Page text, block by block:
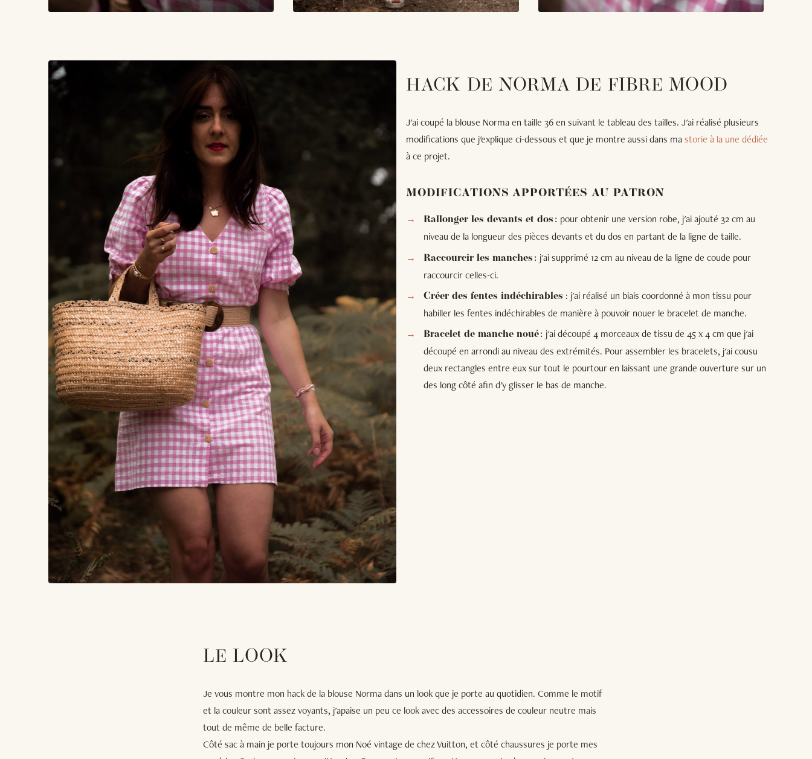
HACK DE NORMA DE FIBRE MOOD
J'ai coupé la blouse Norma en taille 36 en suivant le tableau des tailles. J'ai réalisé plusieurs
modifications que j'explique ci-dessous et que je montre aussi dans mastorie à la une dédiée
à ce projet.
MODIFICATIONS APPORTÉES AU PATRON
Rallonger les devants et dos : pour obtenir une version robe, j'ai ajouté 32 cm au
niveau de la longueur des pièces devants et du dos en partant de la ligne de taille.
Raccourcir les manches : j'ai supprimé 12 cm au niveau de la ligne de coude pour
raccourcir celles-ci.
Créer des fentes indéchirables : j'ai réalisé un biais coordonné à mon tissu pour
habiller les fentes indéchirables de manière à pouvoir nouer le bracelet de manche.
Bracelet de manche noué : j'ai découpé 4 morceaux de tissu de 45 x 4 cm que j'ai
découpé en arrondi au niveau des extrémités. Pour assembler les bracelets, j'ai cousu
deux rectangles entre eux sur tout le pourtour en laissant une grande ouverture sur un
des long côté afin d'y glisser le bas de manche.
LE LOOK
Je vous montre mon hack de la blouse Norma dans un look que je porte au quotidien. Comme le motif
et la couleur sont assez voyants, j'apaise un peu ce look avec des accessoires de couleur neutre mais
tout de même de belle facture.
Côté sac à main je porte toujours mon Noé vintage de chez Vuitton, et côté chaussures je porte mes